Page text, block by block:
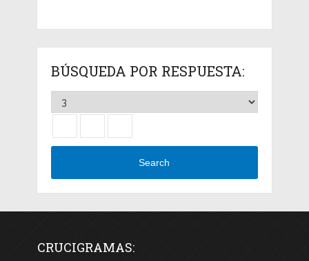
BÚSQUEDA POR RESPUESTA:
Search
CRUCIGRAMAS: